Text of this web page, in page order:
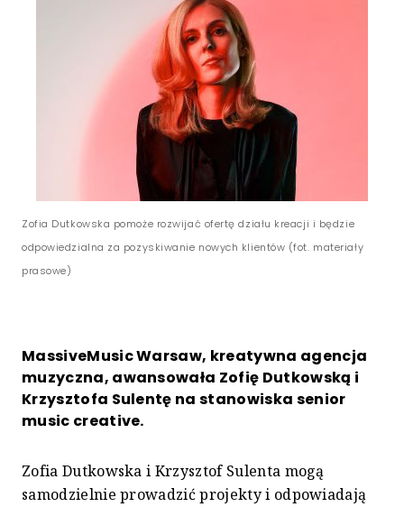
Zofia Dutkowska pomoże rozwijać ofertę działu kreacji i będzie
odpowiedzialna za pozyskiwanie nowych klientów (fot. materiały
prasowe)
MassiveMusic Warsaw, kreatywna agencja
muzyczna, awansowała Zofię Dutkowską i
Krzysztofa Sulentę na stanowiska senior
music creative.
Zofia Dutkowska i Krzysztof Sulenta mogą
samodzielnie prowadzić projekty i odpowiadają